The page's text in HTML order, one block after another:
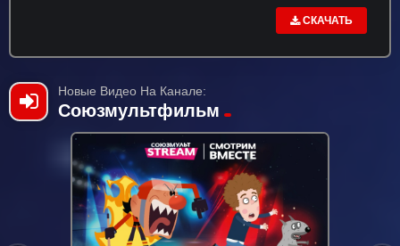
СКАЧАТЬ
Новые Видео На Канале:
Союзмультфильм